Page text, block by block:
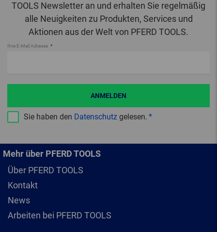
TOOLS Newsletter an und erhalten Sie regelmäßig
alle Neuigkeiten zu Produkten, Services und
Aktionen aus der Welt von PFERD TOOLS.
Ihre E-Mail Adresse
Sie haben den Datenschutz gelesen.
ANMELDEN
Mehr über PFERD TOOLS
Über PFERD TOOLS
Kontakt
News
Arbeiten bei PFERD TOOLS